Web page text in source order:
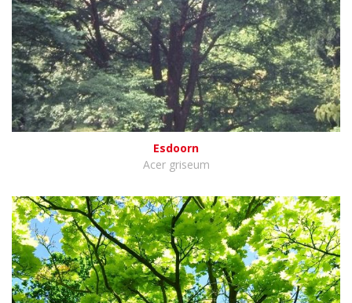
Esdoorn
Acer griseum